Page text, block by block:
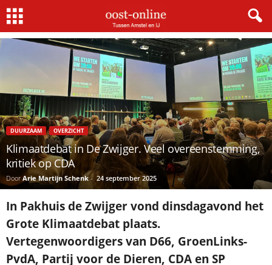
Home Klimaatdebat in De Zwijger. Veel overeenstemming, kritiek op CDA
DUURZAAM OVERZICHT
Klimaatdebat in De Zwijger. Veel overeenstemming,
kritiek op CDA
Door Arie Martijn Schenk- 24 september 2025
In Pakhuis de Zwijger vond dinsdagavond het
Grote Klimaatdebat plaats.
Vertegenwoordigers van D66, GroenLinks-
PvdA, Partij voor de Dieren, CDA en SP